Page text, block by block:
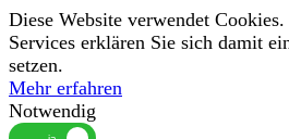
Diese Website verwendet
Services erklären Sie sich damit
setzen.
Mehr erfahren
Notwendig